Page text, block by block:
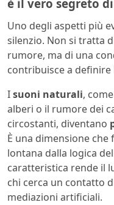
è il vero segreto
Uno degli aspetti più
silenzio. Non si tratta
rumore, ma di una
contribuisce a definire
Isuoni naturali,
alberi o il rumore dei
circostanti, diventano
È una dimensione che
lontana dalla logica
caratteristica rende il
chi cerca un contatto
mediazioni artificiali.